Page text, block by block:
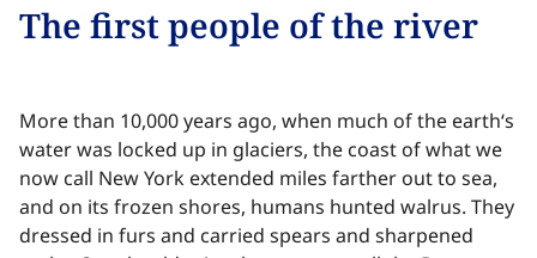
The first people of the river​​​​‌ ‍ ​‍​‍‌‍ ‌ ​‍‌‍‍‌‌‍‌ ‌‍‍‌‌‍ ‍​‍​‍​ ‍‍​‍​‍‌ ​ ‌‍​‌‌‍ ‍‌‍‍‌‌ ‌​‌ ‍‌​‍ ‍‌‍‍‌‌‍ ​‍​‍​‍ ​​‍​‍‌‍‍​‌ ​‍‌‍‌‌‌‍‌‍​‍​‍​ ‍‍​‍​‍‌‍‍​‌ ‌​‌ ‌​‌ ​​‌ ​ ​ ‍‍​‍ ​‍ ‌‍​ ‌‍ ‌‌ ​ ​‍ ‍‌‍ ‌‌‍​‌‌‍‍‌‌‍ ‍​‍ ‍​ ​‍​ ​​​ ​‍​ ‌​‌ ​‍‌‍‌‌‌‍‌​‌‍‌‌‌ ​ ‌‍‍‌‌‍‌ ‌‍ ‍​‍ ‍‌ ​‍‌‍‍‌‌ ‌‍‌‍‌‌‌ ​‍‌‍‍ ‌‍‌‌‌‍‌‌‌ ​​‌‍‌‌‌ ​‍​‍ ‍‌‍ ‌ ​‍‌‍‌ ​‍ ‌‍‍‌‌‍ ‍‌ ‌​‌‍‌‌‌‍ ‍‌ ‌​​‍ ‌‍‌‌‌‍‌​‌‍‍‌‌ ‌​​‍ ‌‍ ‌‌‍ ‌‍‌​‌‍‌‌​ ‌‌ ​​‌ ​‍‌‍‌‌‌ ​ ‌‍‌‌‌‍ ‍‌ ‌​‌‍​‌‌ ‌​‌‍‍‌‌‍ ‌‍ ‍​ ‍ ‌‍‍‌‌‍‌​​ ‌‌‍‍​‌‍‍‌‌ ​ ‌ ‌​‌‍ ‌ ​‍‌ ‍‌‌​ ‌‍‌‍‌‌‌​‌‍‍​‌‍‌‌‌​‍​‌ ‌‌‌‍‌​‌ ​ ‌‍ ‌‍ ‍‌‌​‍‌‍‍‌‌ ‌‍‌‍‌‌‌ ​‍​ ‍ ‌ ‌​‌ ‍‌‌ ​​‌‍‌‌​ ‌‌‍‍​‌ ‌‌‌‍‌​‌ ​ ‌‍ ‌‍ ‍‌‌ ‌ ​​‌‍​‌‌‍‌ ‌‍‌‌​ ‍ ‌ ​​‌‍​‌‌ ‌​‌‍‍​​ ‌‌‍​ ‌‍ ‌‍ ‍‌ ‌​‌‍‌‌‌‍ ‍‌ ‌​​‍‌‌​ ‌‌‌​​‍‌‌ ‌‍‍ ‌‍‌‌‌ ‍‌​‍‌‌​ ​ ‌​‌​​‍‌‌​ ​ ‌​‌​​‍‌‌​ ​‍​ ​‍​ ​ ​ ​ ​ ​‌​ ‍​‌‍‌​​ ​‍​ ‍‌‌‍‌​​ ​ ​ ‌ ‌‍‌‍​ ​‍​‍‌‌​ ​‍​ ​‍​‍‌‌​ ‌‌‌​‌​​‍ ‍‌‍​ ‌‍‍​‌‍‍‌‌‍ ​‌‍‌​‌ ​‍‌‍‌‌‌‍ ‍​‍‌‌​ ‌‌‌​​‍‌‌ ‌‍‍ ‌‍‌‌‌ ‍‌​‍‌‌​ ​ ‌​‌​​‍‌‌​ ​ ‌​‌​​‍‌‌​ ​‍​ ​‍​ ‌​‌‍‌​​ ‌‍​ ‌‌‌‍​ ​ ‌​‌‍‌‍‌‍‌​‌‍‌‍​ ‍​​ ​​​ ‍​​ ​​​‍‌‌​ ​‍​ ​‍​‍‌‌​ ‌‌‌​‌​​‍ ‍‌ ‌​‌‍‌‌‌ ‍​‌ ‌​​ ‌‍​‍‌‍​‌‌ ​ ‌‍‌‌‌‌‌‌‌ ​‍‌‍ ​​ ‌‌‍‍​‌ ‌​‌ ‌​‌ ​​‌ ​ ​‍‌‌​ ​ ‌​​‌​‍‌‌​ ​‍‌​‌‍​‍‌‌​ ​‍‌​‌‍‌‍​ ‌‍ ‌‌ ​ ​‍ ‍‌‍ ‌‌‍​‌‌‍‍‌‌‍ ‍​‍ ‍​ ​‍​ ​​​ ​‍​ ‌​‌ ​‍‌‍‌‌‌‍‌​‌‍‌‌‌ ​ ‌‍‍‌‌‍‌ ‌‍ ‍​‍ ‍‌ ​‍‌‍‍‌‌ ‌‍‌‍‌‌‌ ​‍‌‍‍ ‌‍‌‌‌‍‌‌‌ ​​‌‍‌‌‌ ​‍​‍ ‍‌‍ ‌ ​‍‌‍‌ ​‍‌‍‌‍‍‌‌‍‌​​ ‌‌‍‍​‌‍‍‌‌ ​ ‌ ‌​‌‍ ‌ ​‍‌ ‍‌‌​ ‌‍‌‍‌‌‌​‌‍‍​‌‍‌‌‌​‍​‌ ‌‌‌‍‌​‌ ​ ‌‍ ‌‍ ‍‌‌​‍‌‍‍‌‌ ‌‍‌‍‌‌‌ ​‍​‍‌‍‌ ‌​‌ ‍‌‌ ​​‌‍‌‌​ ‌‌‍‍​‌ ‌‌‌‍‌​‌ ​ ‌‍ ‌‍ ‍‌‌ ‌ ​​‌‍​‌‌‍‌ ‌‍‌‌​‍‌‍‌ ​​‌‍​‌‌ ‌​‌‍‍​​ ‌‌‍​ ‌‍ ‌‍ ‍‌ ‌​‌‍‌‌‌‍ ‍‌ ‌​​‍‌‌​ ‌‌‌​​‍‌‌ ‌‍‍ ‌‍‌‌‌ ‍‌​‍‌‌​ ​ ‌​‌​​‍‌‌​ ​ ‌​‌​​‍‌‌​ ​‍​ ​‍​ ​ ​ ​ ​ ​‌​ ‍​‌‍‌​​ ​‍​ ‍‌‌‍‌​​ ​ ​ ‌ ‌‍‌‍​ ​‍​‍‌‌​ ​‍​ ​‍​‍‌‌​ ‌‌‌​‌​​‍ ‍‌‍​ ‌‍‍​‌‍‍‌‌‍ ​‌‍‌​‌ ​‍‌‍‌‌‌‍ ‍​‍‌‌​ ‌‌‌​​‍‌‌ ‌‍‍ ‌‍‌‌‌ ‍‌​‍‌‌​ ​ ‌​‌​​‍‌‌​ ​ ‌​‌​​‍‌‌​ ​‍​ ​‍​ ‌​‌‍‌​​ ‌‍​ ‌‌‌‍​ ​ ‌​‌‍‌‍‌‍‌​‌‍‌‍​ ‍​​ ​​​ ‍​​ ​​​‍‌‌​ ​‍​ ​‍​‍‌‌​ ‌‌‌​‌​​‍ ‍‌ ‌​‌‍‌‌‌ ‍​‌ ‌​​‍‌‍‌ ​​‌‍‌‌‌ ​‍‌ ​ ‌ ​​‌‍‌‌‌‍​ ‌ ‌​‌‍‍‌‌ ‌‍‌‍‌‌​ ‌‌ ​​‌ ‌‌‌‍​‍‌‍ ​‌‍‍‌‌ ​ ‌‍‍​‌‍‌‌‌‍‌​​‍​‍‌ ‌
More than 10,000 years ago, when much of the earth‘s
water was locked up in glaciers, the coast of what we
now call New York extended miles farther out to sea,
and on its frozen shores, humans hunted walrus. They
dressed in furs and carried spears and sharpened